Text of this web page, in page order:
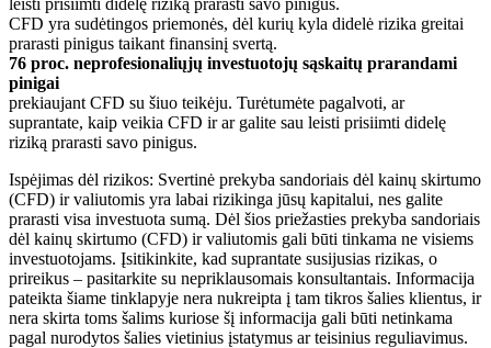
CFD yra sudėtingos priemonės, dėl kurių kyla didelė rizika greitai
prarasti pinigus taikant finansinį svertą.
76 proc. neprofesionaliųjų investuotojų sąskaitų prarandami
pinigai
prekiaujant CFD su šiuo teikėju. Turėtumėte pagalvoti, ar
suprantate, kaip veikia CFD ir ar galite sau leisti prisiimti didelę
riziką prarasti savo pinigus.
Ispėjimas dėl rizikos: Svertinė prekyba sandoriais dėl kainų skirtumo
(CFD) ir valiutomis yra labai rizikinga jūsų kapitalui, nes galite
prarasti visa investuota sumą. Dėl šios priežasties prekyba sandoriais
dėl kainų skirtumo (CFD) ir valiutomis gali būti tinkama ne visiems
investuotojams. Įsitikinkite, kad suprantate susijusias rizikas, o
prireikus – pasitarkite su nepriklausomais konsultantais. Informacija
pateikta šiame tinklapyje nera nukreipta į tam tikros šalies klientus, ir
nera skirta toms šalims kuriose šį informacija gali būti netinkama
pagal nurodytos šalies vietinius įstatymus ar teisinius reguliavimus.